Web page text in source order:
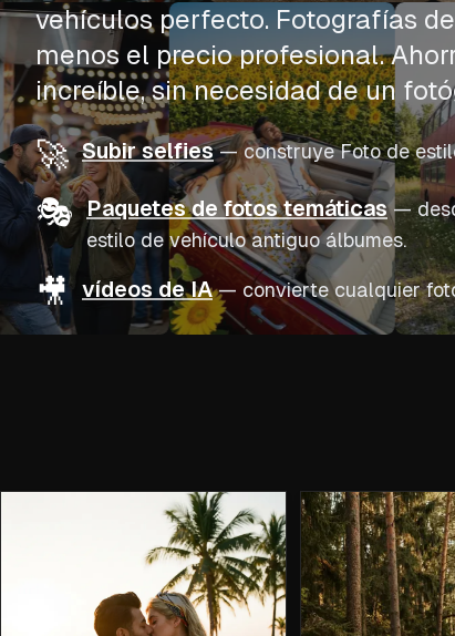
vehículos perfecto. Fotografías
menos el precio profesional.
increíble, sin necesidad de un
🚀 Subir selfies —construye Foto de
🎭 Paquetes de fotos temáticas —
estilo de vehículo antiguo álbumes.
🎥 vídeos de IA — convierte cualquier